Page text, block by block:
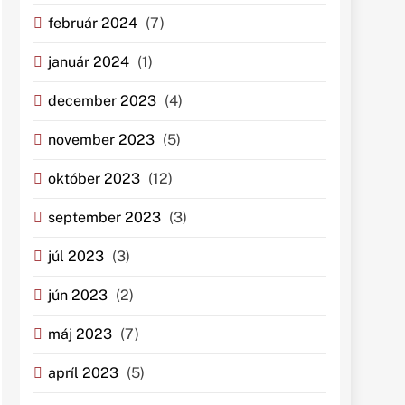
február 2024 (7)
január 2024 (1)
december 2023 (4)
november 2023 (5)
október 2023 (12)
september 2023 (3)
júl 2023 (3)
jún 2023 (2)
máj 2023 (7)
apríl 2023 (5)